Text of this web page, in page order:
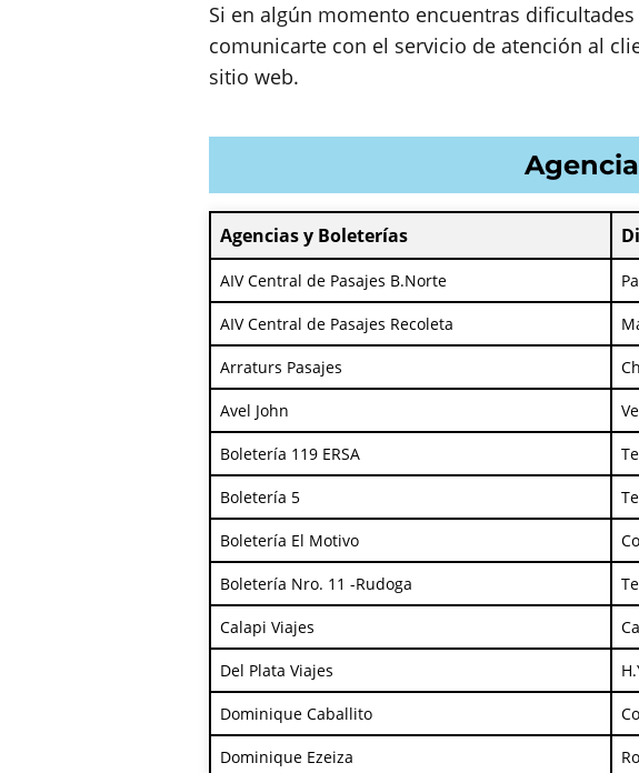
Si en algún momento encuentras
comunicarte con el servicio de atención al
sitio web.
Agencias y Boleterías
AIV Central de Pasajes B.Norte
AIV Central de Pasajes Recoleta
Arraturs Pasajes
Avel John
Boletería 119 ERSA
Boletería 5
Boletería El Motivo
Boletería Nro. 11 -Rudoga
Calapi Viajes
Del Plata Viajes
Dominique Caballito
Dominique Ezeiza